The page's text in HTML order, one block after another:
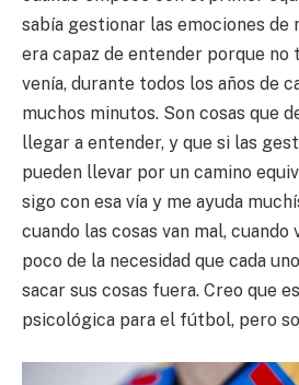
sabía gestionar las emociones de
era capaz de entender porque no
venía, durante todos los años de
muchos minutos. Son cosas que
llegar a entender, y que si las
pueden llevar por un camino
sigo con esa vía y me ayuda
cuando las cosas van mal, cuando
poco de la necesidad que cada
sacar sus cosas fuera. Creo que
psicológica para el fútbol, pero